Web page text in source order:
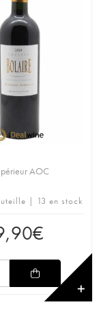
AOC
| 13 en stock
€
✕